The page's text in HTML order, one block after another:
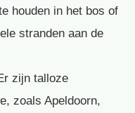
houden in het bos of
stranden aan de
zijn talloze
zoals Apeldoorn,